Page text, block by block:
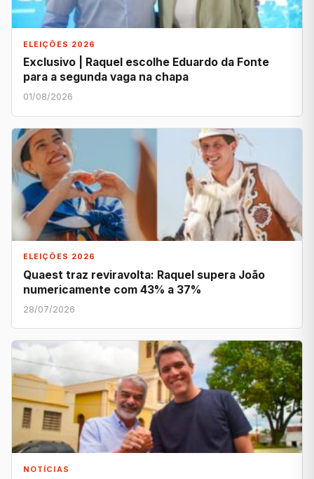
ELEIÇÕES 2026
Exclusivo | Raquel escolhe Eduardo da Fonte
para a segunda vaga na chapa
01/08/2026
ELEIÇÕES 2026
Quaest traz reviravolta: Raquel supera João
numericamente com 43% a 37%
28/07/2026
NOTÍCIAS